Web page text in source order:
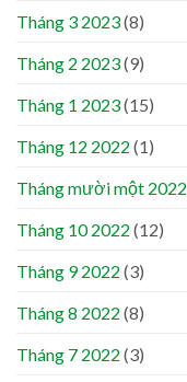
Tháng 3 2023(8)
Tháng 2 2023(9)
Tháng 1 2023(15)
Tháng 12 2022 (1)
Tháng mười một 2022
Tháng 10 2022 (12)
Tháng 9 2022 (3)
Tháng 8 2022 (8)
Tháng 7 2022 (3)